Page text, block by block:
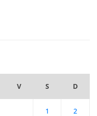
V S D
1 2